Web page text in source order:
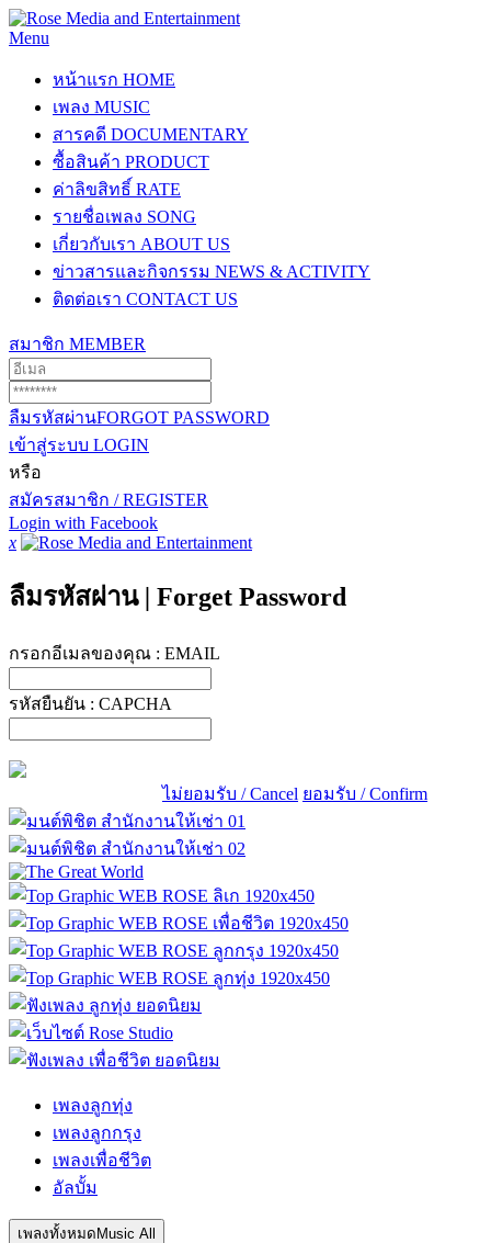
Menu
หน้าแรก HOME
เพลง MUSIC
สารคดี DOCUMENTARY
ซื้อสินค้า PRODUCT
ค่าลิขสิทธิ์ RATE
รายชื่อเพลง SONG
เกี่ยวกับเรา ABOUT US
ข่าวสารและกิจกรรม NEWS & ACTIVITY
ติดต่อเรา CONTACT US
สมาชิก MEMBER
ลืมรหัสผ่านFORGOT PASSWORD
เข้าสู่ระบบ LOGIN
หรือ
สมัครสมาชิก / REGISTER
Login with Facebook
x
ลืมรหัสผ่าน | Forget Password
กรอกอีเมลของคุณ : EMAIL
รหัสยืนยัน : CAPCHA
ไม่ยอมรับ / Cancel ยอมรับ / Confirm
เพลงลูกทุ่ง
เพลงลูกกรุง
เพลงเพื่อชีวิต
อัลบั้ม
เพลงทั้งหมด Music All